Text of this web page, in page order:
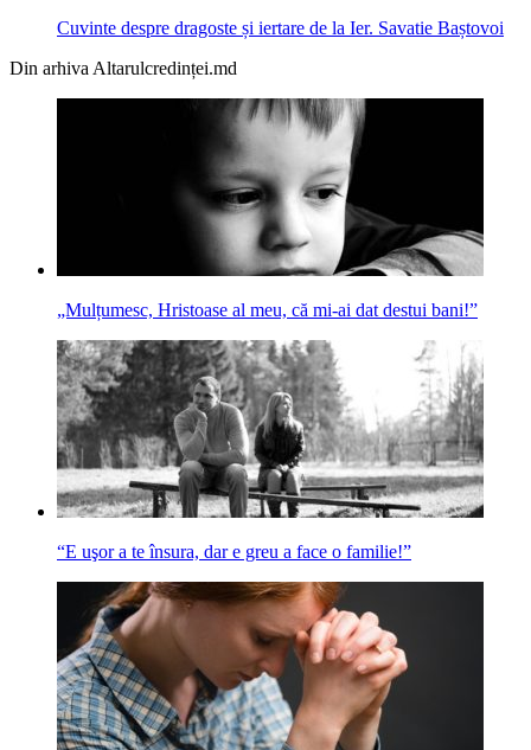
Cuvinte despre dragoste și iertare de la Ier. Savatie Baștovoi
Din arhiva Altarulcredinței.md
„Mulțumesc, Hristoase al meu, că mi-ai dat destui bani!”
“E uşor a te însura, dar e greu a face o familie!”